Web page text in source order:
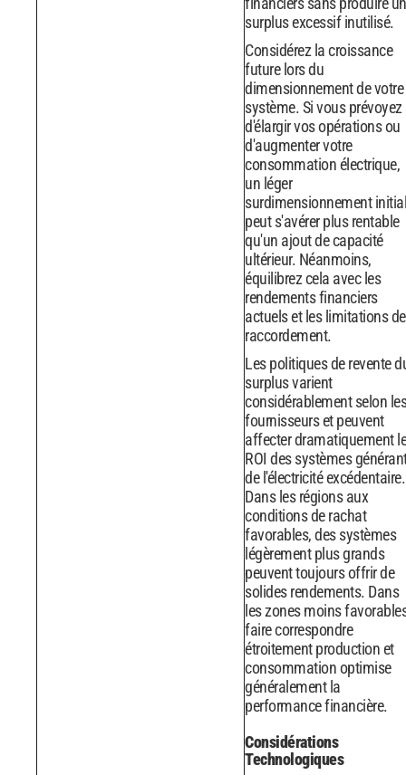
surplus excessif inutilisé.
Considérez la croissance
future lors du
dimensionnement de votre
système. Si vous prévoyez
d'élargir vos opérations ou
d'augmenter votre
consommation électrique,
un léger
surdimensionnement initial
peut s'avérer plus rentable
qu'un ajout de capacité
ultérieur. Néanmoins,
équilibrez cela avec les
rendements financiers
actuels et les limitations de
raccordement.
Les politiques de revente
surplus varient
considérablement selon les
fournisseurs et peuvent
affecter dramatiquement le
ROI des systèmes
de l'électricité excédentaire.
Dans les régions aux
conditions de rachat
favorables, des systèmes
légèrement plus grands
peuvent toujours offrir de
solides rendements. Dans
les zones moins
faire correspondre
étroitement production et
consommation optimise
généralement la
performance financière.
Considérations
Technologiques